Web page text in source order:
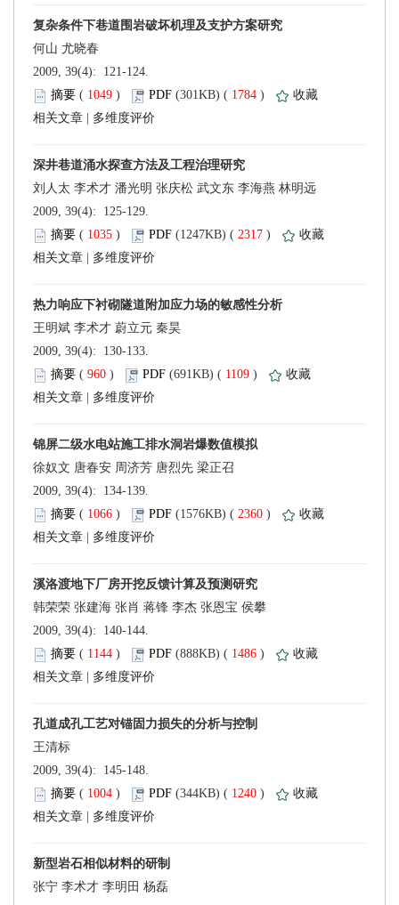
2009, 39(4): 121-124.
(
) 1784 )
2009, 39(4): 125-129.
(
) 2317 )
2009, 39(4): 130-133.
(
) 1109 )
2009, 39(4): 134-139.
(
) 2360 )
2009, 39(4): 140-144.
(
) 1486 )
2009, 39(4): 145-148.
(
) 1240 )